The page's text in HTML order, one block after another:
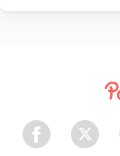
Facebook Twitter